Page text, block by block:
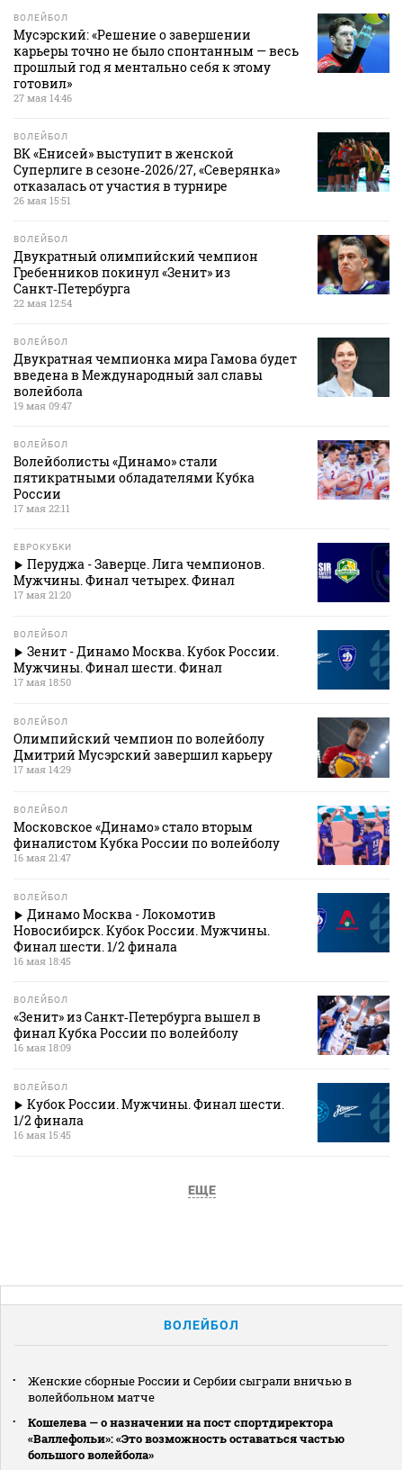
ВОЛЕЙБОЛ
Мусэрский: «Решение о завершении
карьеры точно не было спонтанным — весь
прошлый год я ментально себя к этому
готовил»
27 мая 14:46
ВОЛЕЙБОЛ
ВК «Енисей» выступит в женской
Суперлиге в сезоне‑2026/27, «Северянка»
отказалась от участия в турнире
26 мая 15:51
ВОЛЕЙБОЛ
Двукратный олимпийский чемпион
Гребенников покинул «Зенит» из
Санкт‑Петербурга
22 мая 12:54
ВОЛЕЙБОЛ
Двукратная чемпионка мира Гамова будет
введена в Международный зал славы
волейбола
19 мая 09:47
ВОЛЕЙБОЛ
Волейболисты «Динамо» стали
пятикратными обладателями Кубка
России
17 мая 22:11
ЕВРОКУБКИ
Перуджа - Заверце. Лига чемпионов.
Мужчины. Финал четырех. Финал
17 мая 21:20
ВОЛЕЙБОЛ
Зенит - Динамо Москва. Кубок России.
Мужчины. Финал шести. Финал
17 мая 18:50
ВОЛЕЙБОЛ
Олимпийский чемпион по волейболу
Дмитрий Мусэрский завершил карьеру
17 мая 14:29
ВОЛЕЙБОЛ
Московское «Динамо» стало вторым
финалистом Кубка России по волейболу
16 мая 21:47
ВОЛЕЙБОЛ
Динамо Москва - Локомотив
Новосибирск. Кубок России. Мужчины.
Финал шести. 1/2 финала
16 мая 18:45
ВОЛЕЙБОЛ
«Зенит» из Санкт‑Петербурга вышел в
финал Кубка России по волейболу
16 мая 18:09
ВОЛЕЙБОЛ
Кубок России. Мужчины. Финал шести.
1/2 финала
16 мая 15:45
ЕЩЕ
ВОЛЕЙБОЛ
Женские сборные России и Сербии сыграли вничью в
волейбольном матче
Кошелева — о назначении на пост спортдиректора
«Валлефольи»: «Это возможность оставаться частью
большого волейбола»